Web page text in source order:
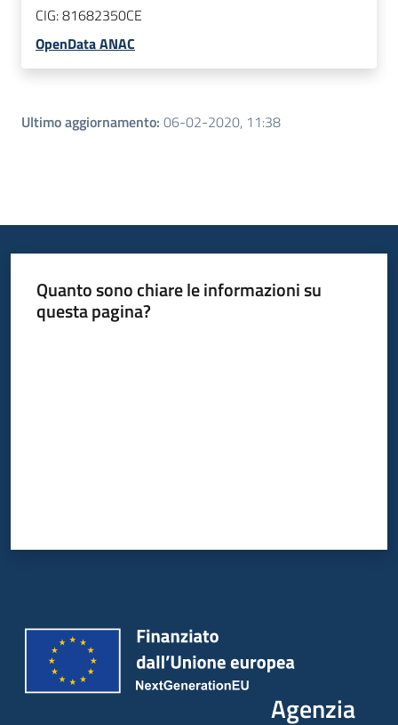
CIG:81682350CE
OpenData ANAC
Ultimo aggiornamento: 06-02-2020, 11:38
Quanto sono chiare le informazioni su
questa pagina?
Agenzia